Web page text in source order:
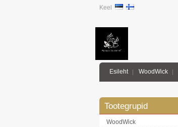
Keel
Esileht WoodWick
Tootegrupid
WoodWick